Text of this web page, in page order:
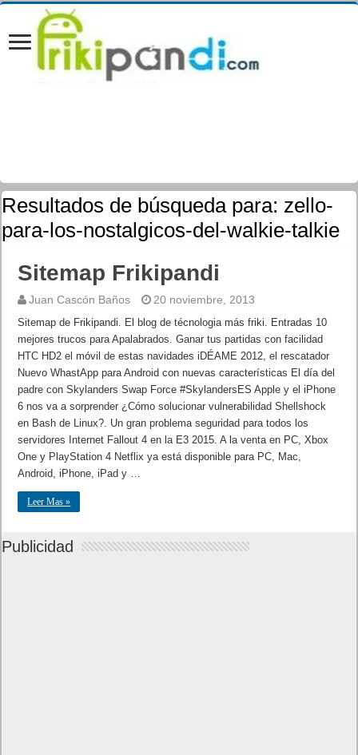
Resultados de búsqueda para: zello-
para-los-nostalgicos-del-walkie-talkie
Sitemap Frikipandi
Juan Cascón Baños 20 noviembre, 2013
Sitemap de Frikipandi. El blog de técnologia más friki. Entradas 10
mejores trucos para Apalabrados. Ganar tus partidas con facilidad
HTC HD2 el móvil de estas navidades iDÉAME 2012, el rescatador
Nuevo WhastApp para Android con nuevas características El día del
padre con Skylanders Swap Force #SkylandersES Apple y el iPhone
6 nos va a sorprender ¿Cómo solucionar vulnerabilidad Shellshock
en Bash de Linux?. Un gran problema seguridad para todos los
servidores Internet Fallout 4 en la E3 2015. A la venta en PC, Xbox
One y PlayStation 4 Netflix ya está disponible para PC, Mac,
Android, iPhone, iPad y …
Leer Mas »
Publicidad